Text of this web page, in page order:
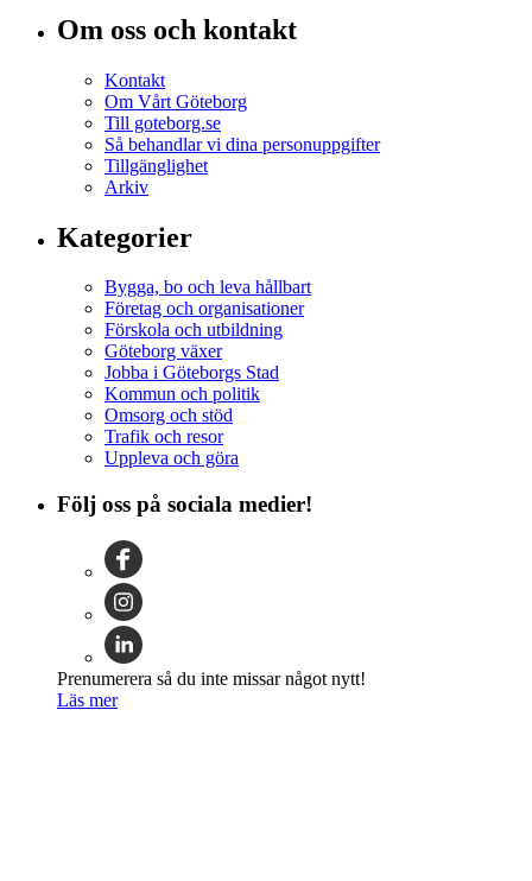
Om oss och kontakt
Kontakt
Om Vårt Göteborg
Till goteborg.se
Så behandlar vi dina personuppgifter
Tillgänglighet
Arkiv
Kategorier
Bygga, bo och leva hållbart
Företag och organisationer
Förskola och utbildning
Göteborg växer
Jobba i Göteborgs Stad
Kommun och politik
Omsorg och stöd
Trafik och resor
Uppleva och göra
Följ oss på sociala medier!
Prenumerera så du inte missar något nytt!
Läs mer